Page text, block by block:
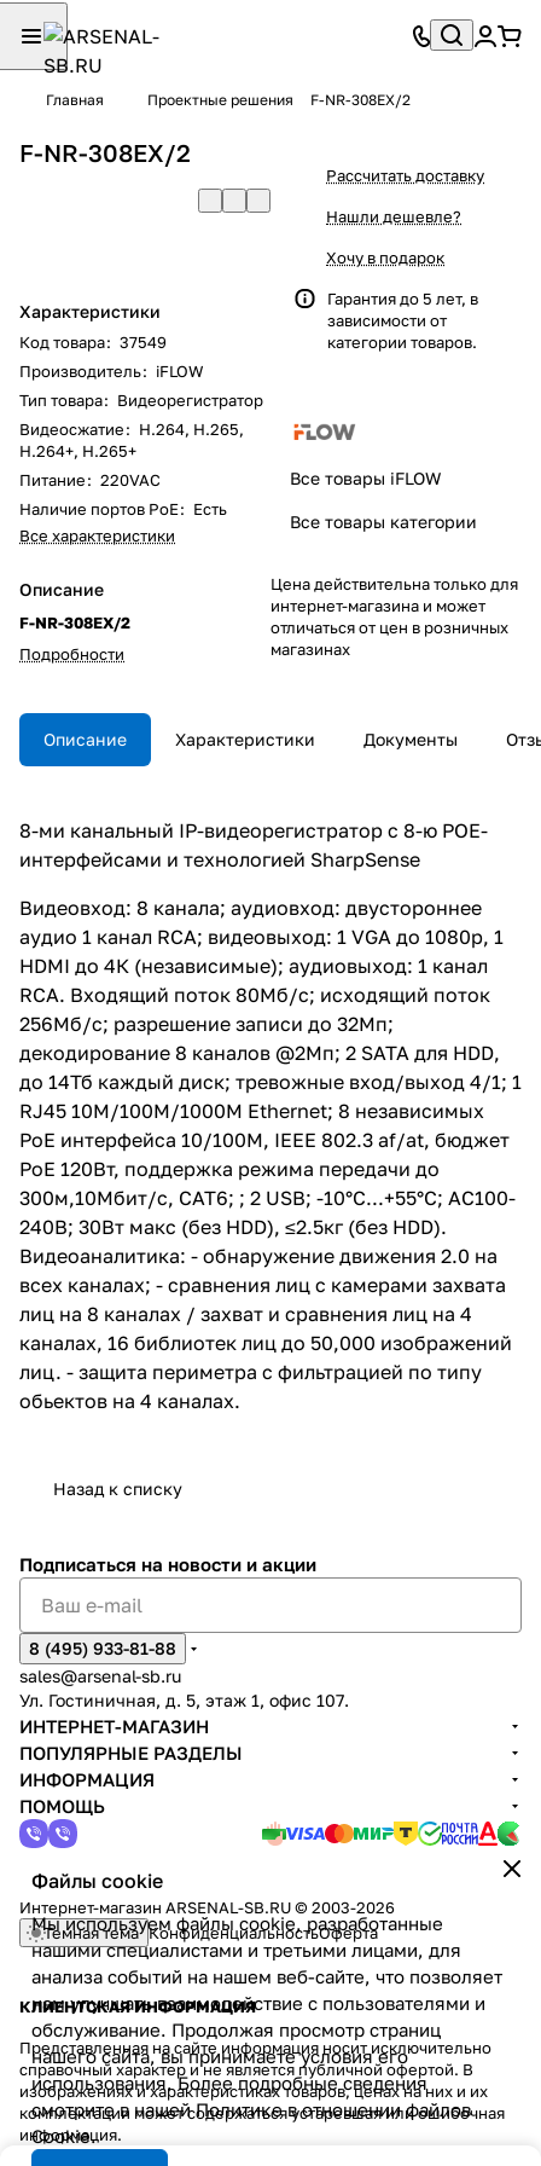
Главная Проектные решения F-NR-308EX/2
F-NR-308EX/2
Характеристики
Код товара: 37549
Производитель: iFLOW
Тип товара: Видеорегистратор
Видеосжатие: H.264, H.265,
H.264+, H.265+
Питание: 220VAC
Наличие портов PoE: Есть
Все характеристики
Описание
F-NR-308EX/2
Подробности
Рассчитать доставку
Нашли дешевле?
Хочу в подарок
Гарантия до 5 лет, в
зависимости от
категории товаров.
Все товары iFLOW
Все товары категории
Цена действительна только для
интернет-магазина и может
отличаться от цен в розничных
магазинах
Описание Характеристики Документы
8-ми канальный IP-видеорегистратор c 8-ю POE-
интерфейсами и технологией SharpSense
Видеовход: 8 канала; аудиовход: двустороннее
аудио 1 канал RCA; видеовыход: 1 VGA до 1080p, 1
HDMI до 4К (независимые); аудиовыход: 1 канал
RCA. Входящий поток 80Мб/с; исходящий поток
256Мб/с; разрешение записи до 32Мп;
декодирование 8 каналов @2Мп; 2 SATA для HDD,
до 14Тб каждый диск; тревожные вход/выход 4/1; 1
RJ45 10M/100M/1000M Ethernet; 8 независимых
PoE интерфейса 10/100M, IEEE 802.3 af/at, бюджет
PoE 120Вт, поддержка режима передачи до
300м,10Мбит/с, CAT6; ; 2 USB; -10°C...+55°C; АC100-
240В; 30Вт макс (без HDD), ≤2.5кг (без HDD).
Видеоаналитика: - обнаружение движения 2.0 на
всех каналах; - сравнения лиц с камерами захвата
лиц на 8 каналах / захват и сравнения лиц на 4
каналах, 16 библиотек лиц до 50,000 изображений
лиц. - защита периметра c фильтрацией по типу
обьектов на 4 каналах.
Назад к списку
Файлы cookie
Мы используем файлы cookie, разработанные
нашими специалистами и третьими лицами, для
анализа событий на нашем веб-сайте, что позволяет
нам улучшать взаимодействие с пользователями и
обслуживание. Продолжая просмотр страниц
нашего сайта, вы принимаете условия его
использования. Более подробные сведения
смотрите в нашейПолитике в отношении файлов
Cookie.
Подписаться на новости и акции
8 (495) 933-81-88
sales@arsenal-sb.ru
Ул. Гостиничная, д. 5, этаж 1, офис 107.
ИНТЕРНЕТ-МАГАЗИН
ПОПУЛЯРНЫЕ РАЗДЕЛЫ
ИНФОРМАЦИЯ
ПОМОЩЬ
Интернет-магазин ARSENAL-SB.RU © 2003-2026
Темная тема КонфиденциальностьОферта
КЛИЕНТСКАЯ ИНФОРМАЦИЯ
Представленная на сайте информация носит исключительно
справочный характер и не является публичной офертой. В
изображениях и характеристиках товаров, ценах на них и их
комплектации может содержаться устаревшая или ошибочная
информация.